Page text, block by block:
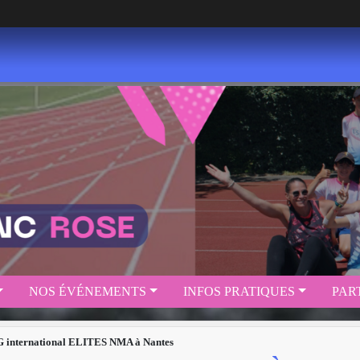
NOS ÉVÉNEMENTS INFOS PRATIQUES
international ELITES NMA à Nantes